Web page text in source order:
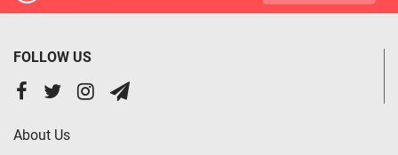
FOLLOW US
About Us